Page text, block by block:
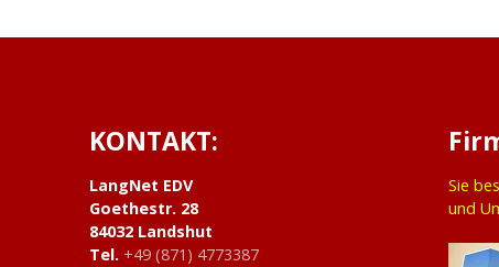
KONTAKT:
LangNet EDV
Goethestr. 28
84032 Landshut
Tel. +49 (871) 4773387
Sie
und